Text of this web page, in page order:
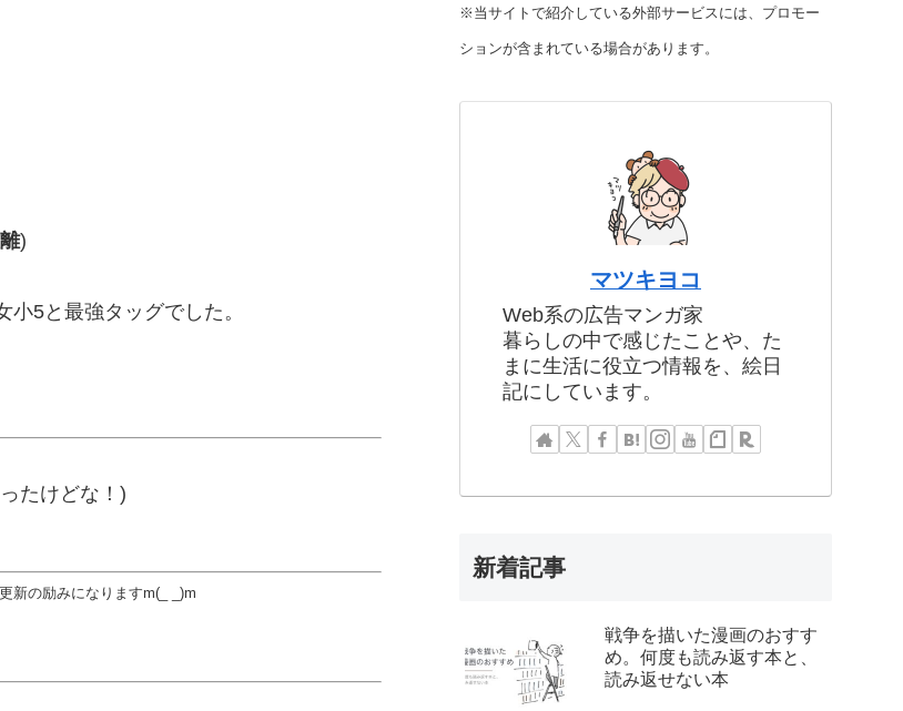
)
5と最強タッグでした。
たけどな！)
新の励みになりますm(_ _)m
※当サイトで紹介している外部サービスには、プロモー
ションが含まれている場合があります。
マツキヨコ
Web系の広告マンガ家
暮らしの中で感じたことや、た
まに生活に役立つ情報を、絵日
記にしています。
新着記事
戦争を描いた漫画のおすす
め。何度も読み返す本と、
読み返せない本